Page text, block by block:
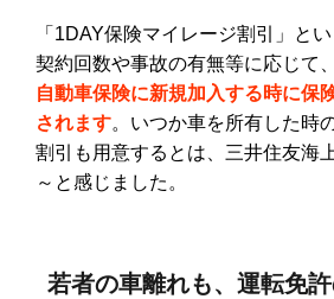
「1DAY保険マイレージ割引」とい
契約回数や事故の有無等に応じて、
自動車保険に新規加入する時に保
されます。いつか車を所有した時
割引も用意するとは、三井住友海
～と感じました。
若者の車離れも、運転免